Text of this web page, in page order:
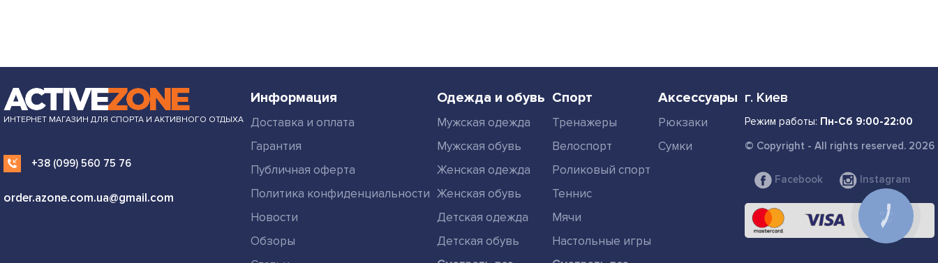
ИНТЕРНЕТ МАГАЗИН ДЛЯ СПОРТА И АКТИВНОГО ОТДЫХА
+38 (099) 560 75 76
order.azone.com.ua@gmail.com
Информация
Доставка и оплата
Гарантия
Публичная оферта
Политика конфиденциальности
Новости
Обзоры
Одежда и обувь
Мужская одежда
Мужская обувь
Женская одежда
Женская обувь
Детская одежда
Детская обувь
Спорт
Тренажеры
Велоспорт
Роликовый спорт
Теннис
Мячи
Настольные игры
Аксессуары
Рюкзаки
Сумки
г. Киев
Режим работы: Пн-Сб 9:00-22:00
© Copyright - All rights reserved. 2026
Facebook Instagram
КНОПКА
СВЯЗИ